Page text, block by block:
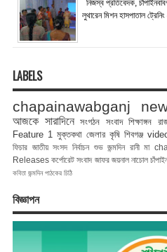
নিজস্ব প্রতিবেদক,
লুথারেন মিশন হাসপাতাল ট্রেনিং
LABELS
chapainawabganj
আজকে সারাদিনে সংগঠন সংবাদ শিক্ষাঙ্গন
Feature 1 মুক্তকথা জেলার কৃষি শিবগঞ্জ
ফিচার জাতীয় সংসদ নির্বাচন শুভ জন্মদিন রানী মা
Releases কর্পোরেট সংবাদ জাফর জয়নাল নাচোল
কবিতা জন্মদিন পাঠকের চিঠি
বিজ্ঞাপন